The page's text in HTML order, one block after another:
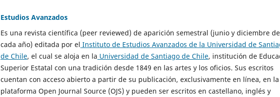
Estudios Avanzados
Es una revista científica (peer reviewed) de aparición semestral (junio y diciembre de
cada año) editada por el Instituto de Estudios Avanzados de la Universidad de
de Chile, el cual se aloja en la Universidad de Santiago de Chile, institución de
Superior Estatal con una tradición desde 1849 en las artes y los oficios. Sus escritos
cuentan con acceso abierto a partir de su publicación, exclusivamente en línea, en la
plataforma Open Journal Source (OJS) y pueden ser escritos en castellano, inglés y